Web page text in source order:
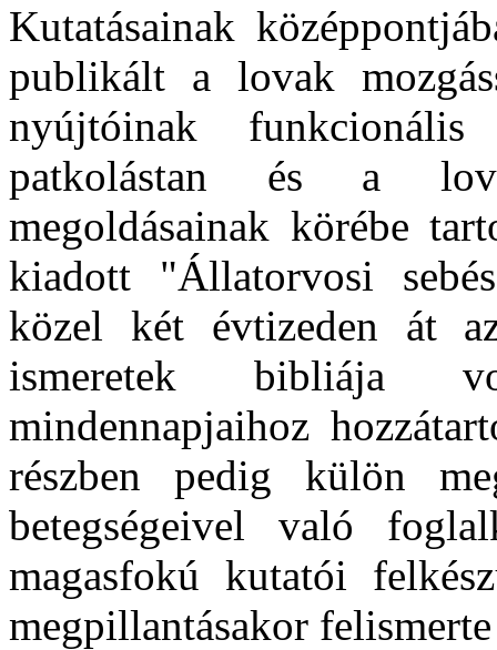
Kutatásainak
publikált a lovak
nyújtóinak funkcionális
patkolástan és a
megoldásainak körébe
kiadott "Állatorvosi
közel két évtizeden át
ismeretek bibliája
mindennapjaihoz
részben pedig külön
betegségeivel való
magasfokú kutatói
megpillantásakor